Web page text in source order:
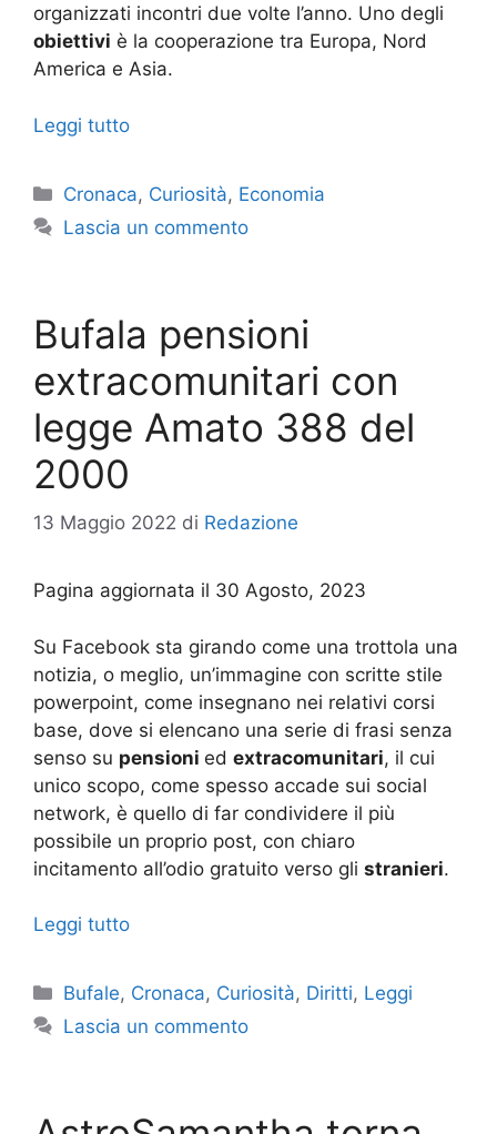
organizzati incontri due volte l’anno. Uno degli
obiettivi è la cooperazione tra Europa, Nord
America e Asia.
Leggi tutto
Categorie
Cronaca, Curiosità, Economia
Lascia un commento
Bufala pensioni
extracomunitari con
legge Amato 388 del
2000
13 Maggio 2022 di Redazione
Pagina aggiornata il 30 Agosto, 2023
Su Facebook sta girando come una trottola una
notizia, o meglio, un’immagine con scritte stile
powerpoint, come insegnano nei relativi corsi
base, dove si elencano una serie di frasi senza
senso su pensioni ed extracomunitari, il cui
unico scopo, come spesso accade sui social
network, è quello di far condividere il più
possibile un proprio post, con chiaro
incitamento all’odio gratuito verso gli stranieri.
Leggi tutto
Categorie
Bufale, Cronaca, Curiosità, Diritti, Leggi
Lascia un commento